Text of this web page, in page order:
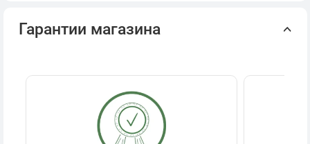
Гарантии магазина